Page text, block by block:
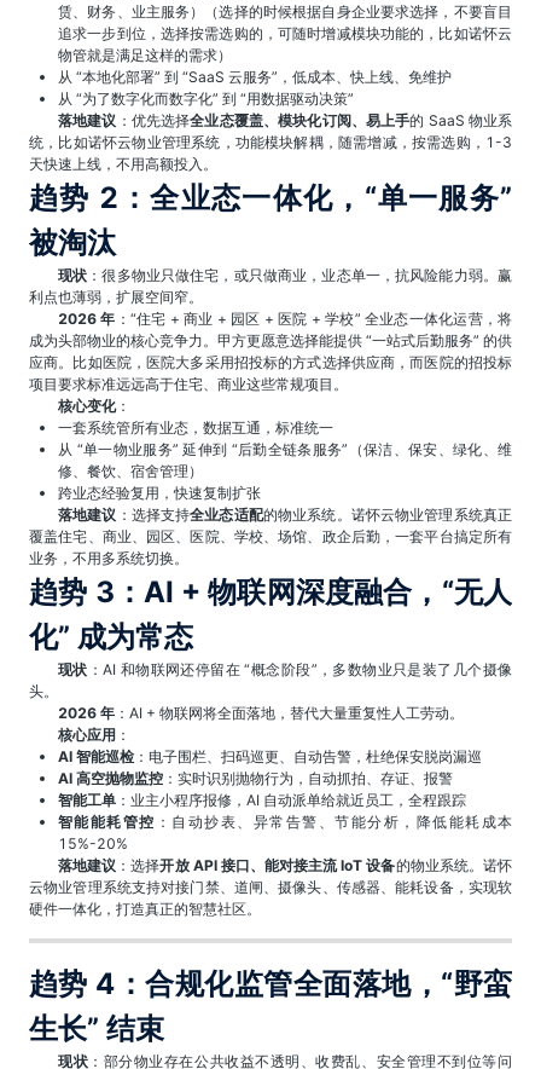
赁、财务、业主服务）（选择的时候根据自身企业要求选择，不要盲目
追求一步到位，选择按需选购的，可随时增减模块功能的，比如诺怀云
物管就是满足这样的需求）
从 “本地化部署” 到 “SaaS 云服务”，低成本、快上线、免维护
从 “为了数字化而数字化” 到 “用数据驱动决策”
落地建议 ：优先选择全业态覆盖、模块化订阅、易上手的 SaaS 物业系
统，比如诺怀云物业管理系统，功能模块解耦，随需增减，按需选购，1-3
天快速上线，不用高额投入。
趋势 2：全业态一体化，“单一服务”
被淘汰
现状 ：很多物业只做住宅，或只做商业，业态单一，抗风险能力弱。赢
利点也薄弱，扩展空间窄。
2026 年 ：“住宅 + 商业 + 园区 + 医院 + 学校” 全业态一体化运营，将
成为头部物业的核心竞争力。甲方更愿意选择能提供 “一站式后勤服务” 的供
应商。比如医院，医院大多采用招投标的方式选择供应商，而医院的招投标
项目要求标准远远高于住宅、商业这些常规项目。
核心变化：
一套系统管所有业态，数据互通，标准统一
从 “单一物业服务” 延伸到 “后勤全链条服务”（保洁、保安、绿化、维
修、餐饮、宿舍管理）
跨业态经验复用，快速复制扩张
落地建议 ：选择支持全业态适配的物业系统。诺怀云物业管理系统真正
覆盖住宅、商业、园区、医院、学校、场馆、政企后勤，一套平台搞定所有
业务，不用多系统切换。
趋势 3：AI + 物联网深度融合，“无人
化” 成为常态
现状 ：AI 和物联网还停留在 “概念阶段”，多数物业只是装了几个摄像
头。
2026 年 ：AI + 物联网将全面落地，替代大量重复性人工劳动。
核心应用 ：
AI 智能巡检 ：电子围栏、扫码巡更、自动告警，杜绝保安脱岗漏巡
AI 高空抛物监控 ：实时识别抛物行为，自动抓拍、存证、报警
智能工单 ：业主小程序报修，AI 自动派单给就近员工，全程跟踪
智能能耗管控 ：自动抄表、异常告警、节能分析，降低能耗成本
15%-20%
落地建议 ：选择开放 API 接口、能对接主流 IoT 设备的物业系统。诺怀
云物业管理系统支持对接门禁、道闸、摄像头、传感器、能耗设备，实现软
硬件一体化，打造真正的智慧社区。
趋势 4：合规化监管全面落地，“野蛮
生长” 结束
现状 ：部分物业存在公共收益不透明、收费乱、安全管理不到位等问